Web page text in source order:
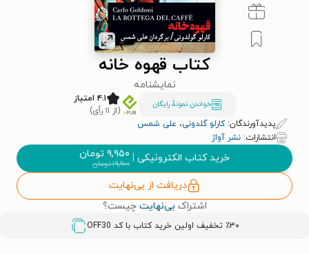
کتاب قهوه خانه
نمایشنامه
خواندن نمونۀ رایگان
۴.۱ امتیاز
(از ۱۱ رأی)
پدیدآورندگان:ک‍ارل‍و گ‍ل‍دون‍ی‌، علی شمس
انتشارات: نشر آواژ
خرید کتاب الکترونیکی | ۹,۹۵۰ تومان
۱۹,۹۰۰تومان
دریافت از بی‌نهایت
اشتراک بی‌نهایت چیست؟
٪۳۰ تخفیف اولین خرید کتاب با کد OFF30